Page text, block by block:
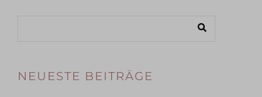
NEUESTE BEITRÄGE